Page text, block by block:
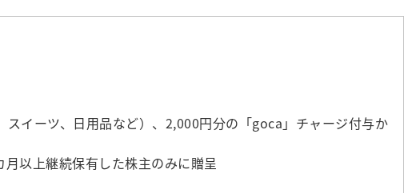
イーツ、日用品など）、2,000円分の「goca」チャージ付与か
以上継続保有した株主のみに贈呈